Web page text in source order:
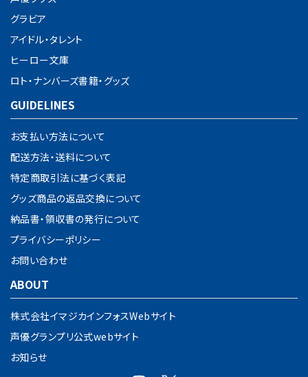
グラビア
アイドル・タレント
ヒーロー文庫
ロト・ナンバーズ書籍・グッズ
GUIDELINES
お支払い方法について
配送方法・送料について
特定商取引法に基づく表記
グッズ商品の返品交換について
納品書・領収書の発行について
プライバシーポリシー
お問い合わせ
ABOUT
株式会社イマジカインフォスWebサイト
声優グランプリ公式webサイト
お知らせ